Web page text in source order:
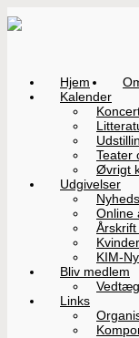
Hjem
Kalender
Teater
Øvrigt
Udgivelser
Online
KIM-
Bliv medlem
Links